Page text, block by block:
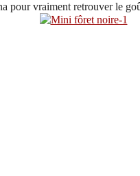
pour vraiment retrouver le